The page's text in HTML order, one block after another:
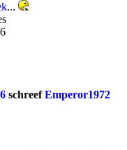
...
schreefEmperor1972